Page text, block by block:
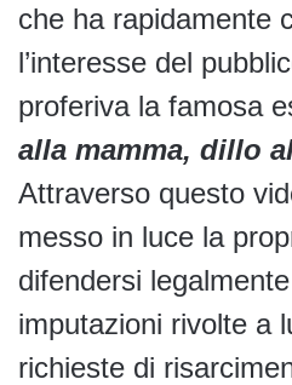
che ha rapidamente
l’interesse del
proferiva la famosa
alla mamma, dillo
Attraverso questo
messo in luce la
difendersi
imputazioni rivolte a
richieste di